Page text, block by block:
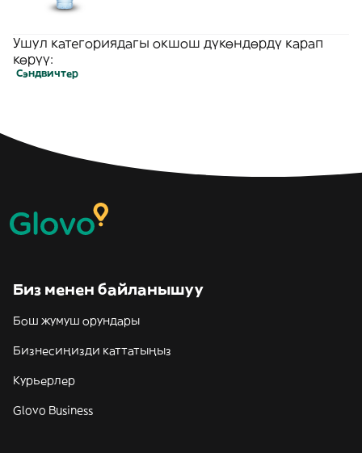
Ушул категориядагы окшош дүкөндөрдү карап
көрүү:
Сэндвичтер
Биз менен байланышуу
Бош жумуш орундары
Бизнесиңизди каттатыңыз
Курьерлер
Glovo Business